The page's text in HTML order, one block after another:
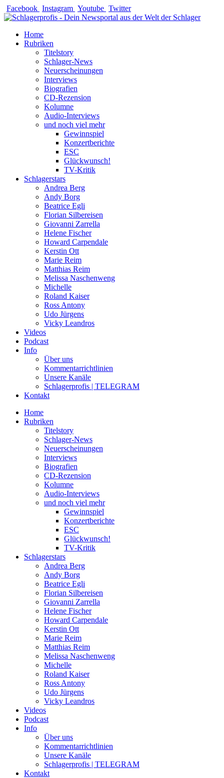
Zum
Inhalt
Facebook Instagram Youtube Twitter
Home
Rubriken
Titelstory
Schlager-News
Neuerscheinungen
Interviews
Biografien
CD-Rezension
Kolumne
Audio-Interviews
und noch viel mehr
Gewinnspiel
Konzertberichte
ESC
Glückwunsch!
TV-Kritik
Schlagerstars
Andrea Berg
Andy Borg
Beatrice Egli
Florian Silbereisen
Giovanni Zarrella
Helene Fischer
Howard Carpendale
Kerstin Ott
Marie Reim
Matthias Reim
Melissa Naschenweng
Michelle
Roland Kaiser
Ross Antony
Udo Jürgens
Vicky Leandros
Videos
Podcast
Info
Über uns
Kommentarrichtlinien
Unsere Kanäle
Schlagerprofis | TELEGRAM
Kontakt
Home
Rubriken
Titelstory
Schlager-News
Neuerscheinungen
Interviews
Biografien
CD-Rezension
Kolumne
Audio-Interviews
und noch viel mehr
Gewinnspiel
Konzertberichte
ESC
Glückwunsch!
TV-Kritik
Schlagerstars
Andrea Berg
Andy Borg
Beatrice Egli
Florian Silbereisen
Giovanni Zarrella
Helene Fischer
Howard Carpendale
Kerstin Ott
Marie Reim
Matthias Reim
Melissa Naschenweng
Michelle
Roland Kaiser
Ross Antony
Udo Jürgens
Vicky Leandros
Videos
Podcast
Info
Über uns
Kommentarrichtlinien
Unsere Kanäle
Schlagerprofis | TELEGRAM
Kontakt